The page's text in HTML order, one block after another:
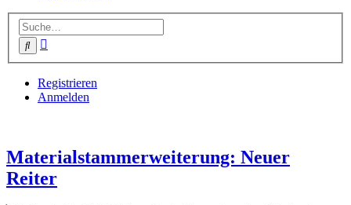
Suche
Registrieren
Anmelden
Materialstammerweiterung: Neuer
Reiter